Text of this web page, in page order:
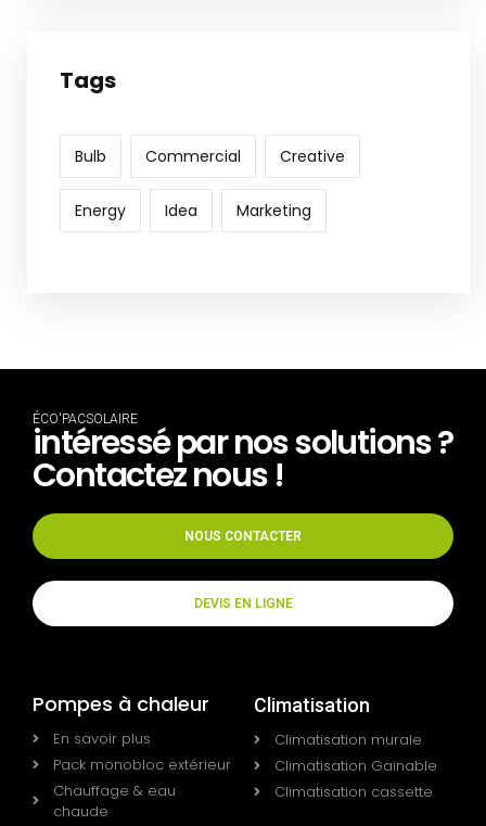
Tags
Bulb Commercial Creative
Energy Idea Marketing
ÉCO'PACSOLAIRE
intéressé par nos solutions ?
Contactez nous !
NOUS CONTACTER
DEVIS EN LIGNE
Pompes à chaleur
En savoir plus
Pack monobloc extérieur
Chauffage & eau
chaude
Climatisation
Climatisation murale
Climatisation Gainable
Climatisation cassette